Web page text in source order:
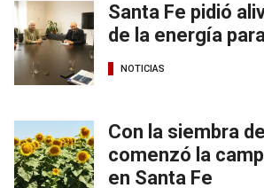
Santa Fe pidió
de la energía
NOTICIAS
Con la siembra
comenzó la
en Santa Fe